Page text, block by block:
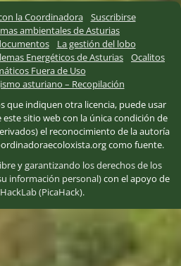
la Coordinadora
Suscribirse
ambientales de Asturias
La gestión del lobo
Energéticos de Asturias
Ocalitos
Fuera de Uso
asturiano – Recopilación
que indiquen otra licencia, puede usar
sitio web con la única condición de
el reconocimiento de la autoría
como fuente.
ygarantizando los derechos de los
información personal)con el apoyo de
(PicaHack).